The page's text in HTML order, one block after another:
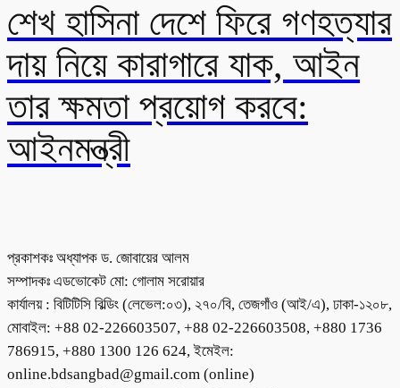
শেখ হাসিনা দেশে ফিরে গণহত্যার
দায় নিয়ে কারাগারে যাক, আইন
তার ক্ষমতা প্রয়োগ করবে:
আইনমন্ত্রী
প্রকাশকঃ অধ্যাপক ড. জোবায়ের আলম
সম্পাদকঃ এডভোকেট মো: গোলাম সরোয়ার
কার্যালয় : বিটিটিসি বিল্ডিং (লেভেল:০৩), ২৭০/বি, তেজগাঁও (আই/এ), ঢাকা-১২০৮,
মোবাইল: +88 02-226603507, +88 02-226603508, +880 1736
786915, +880 1300 126 624, ইমেইল:
online.bdsangbad@gmail.com (online)